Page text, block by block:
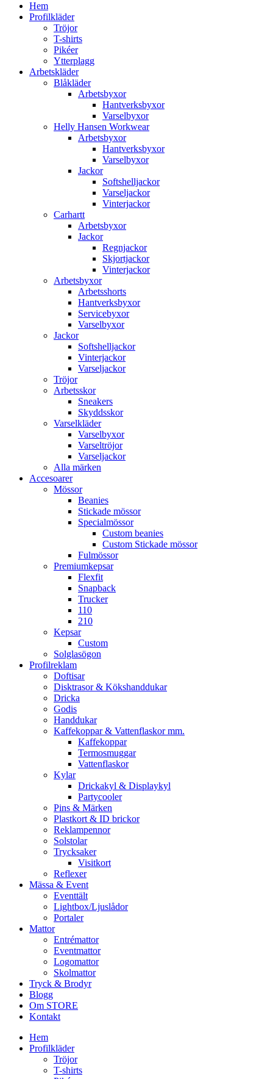
Hem
Profilkläder
Tröjor
T-shirts
Pikéer
Ytterplagg
Arbetskläder
Blåkläder
Arbetsbyxor
Hantverksbyxor
Varselbyxor
Helly Hansen Workwear
Arbetsbyxor
Hantverksbyxor
Varselbyxor
Jackor
Softshelljackor
Varseljackor
Vinterjackor
Carhartt
Arbetsbyxor
Jackor
Regnjackor
Skjortjackor
Vinterjackor
Arbetsbyxor
Arbetsshorts
Hantverksbyxor
Servicebyxor
Varselbyxor
Jackor
Softshelljackor
Vinterjackor
Varseljackor
Tröjor
Arbetsskor
Sneakers
Skyddsskor
Varselkläder
Varselbyxor
Varseltröjor
Varseljackor
Alla märken
Accesoarer
Mössor
Beanies
Stickade mössor
Specialmössor
Custom beanies
Custom Stickade mössor
Fulmössor
Premiumkepsar
Flexfit
Snapback
Trucker
110
210
Kepsar
Custom
Solglasögon
Profilreklam
Doftisar
Disktrasor & Kökshanddukar
Dricka
Godis
Handdukar
Kaffekoppar & Vattenflaskor mm.
Kaffekoppar
Termosmuggar
Vattenflaskor
Kylar
Drickakyl & Displaykyl
Partycooler
Pins & Märken
Plastkort & ID brickor
Reklampennor
Solstolar
Trycksaker
Visitkort
Reflexer
Mässa & Event
Eventtält
Lightbox/Ljuslådor
Portaler
Mattor
Entrémattor
Eventmattor
Logomattor
Skolmattor
Tryck & Brodyr
Blogg
Om STORE
Kontakt
Hem
Profilkläder
Tröjor
T-shirts